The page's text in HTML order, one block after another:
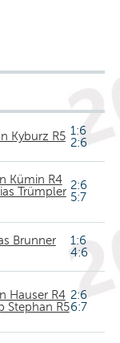
Kyburz R5 1:6
2:6
Kümin R4
Trümpler 2:6
5:7
Brunner
1:6
4:6
Hauser R4
Stephan R5
2:6
6:7